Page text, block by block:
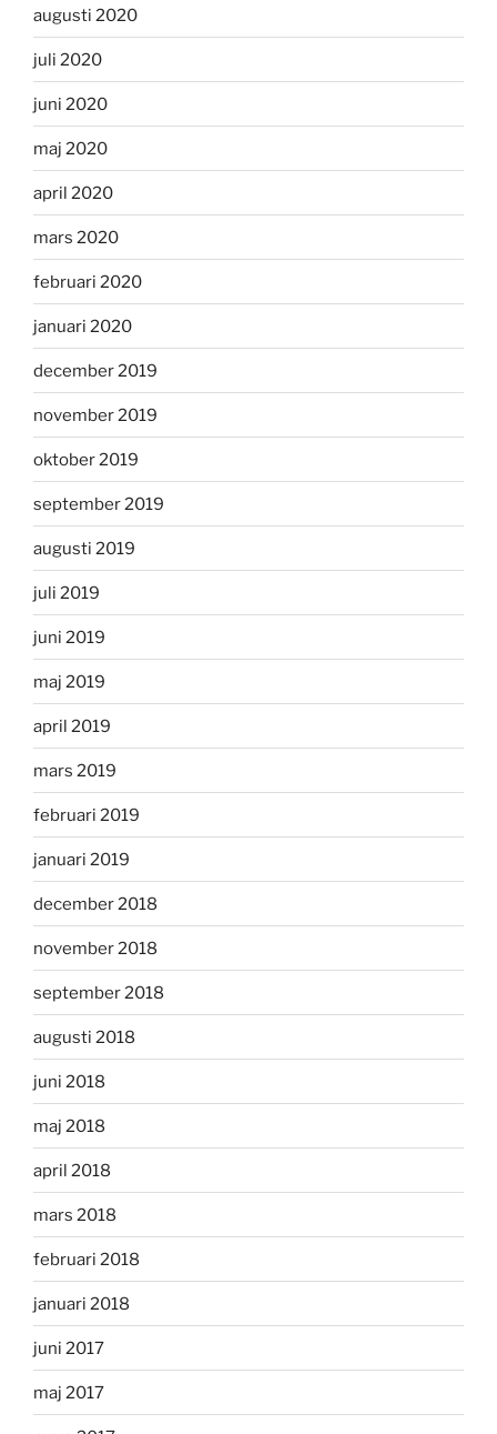
augusti 2020
juli 2020
juni 2020
maj 2020
april 2020
mars 2020
februari 2020
januari 2020
december 2019
november 2019
oktober 2019
september 2019
augusti 2019
juli 2019
juni 2019
maj 2019
april 2019
mars 2019
februari 2019
januari 2019
december 2018
november 2018
september 2018
augusti 2018
juni 2018
maj 2018
april 2018
mars 2018
februari 2018
januari 2018
juni 2017
maj 2017